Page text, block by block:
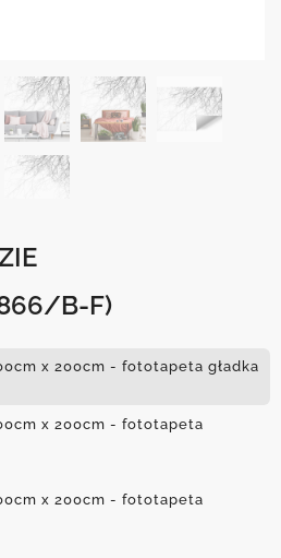
B-F)
x 200cm - fototapeta gładka
x 200cm - fototapeta
x 200cm - fototapeta